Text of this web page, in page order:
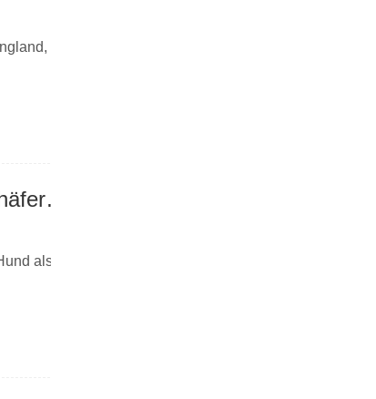
es
Wo ist das Herkunftsland, das den anmutigen Graphen-Schäferhund mitbringt?
als